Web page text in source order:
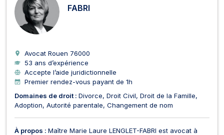
FABRI
Avocat Rouen 76000
53 ans d’expérience
Accepte l’aide juridictionnelle
Premier rendez-vous payant de 1h
Domaines de droit : Divorce Droit Civil Droit de la Famille
Adoption Autorité parentale Changement de nom
À propos : Maître Marie Laure LENGLET-FABRI est avocat à